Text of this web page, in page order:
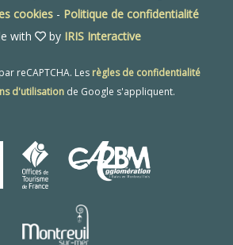
cookies- Politique de confidentialité
with
by IRIS Interactive
reCAPTCHA. Les règles de confidentialité
d'utilisation de Google s'appliquent.